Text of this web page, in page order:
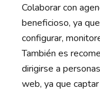
Colaborar con
beneficioso, ya
configurar,
También es
dirigirse a
web, ya que